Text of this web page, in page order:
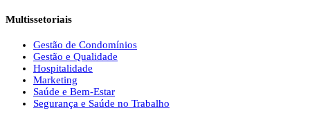
Multissetoriais
Gestão de Condomínios
Gestão e Qualidade
Hospitalidade
Marketing
Saúde e Bem-Estar
Segurança e Saúde no Trabalho